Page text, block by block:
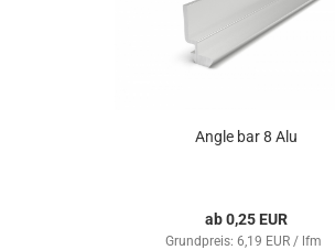
Angle bar 8 Alu
ab 0,25 EUR
Grundpreis: 6,19 EUR / lfm